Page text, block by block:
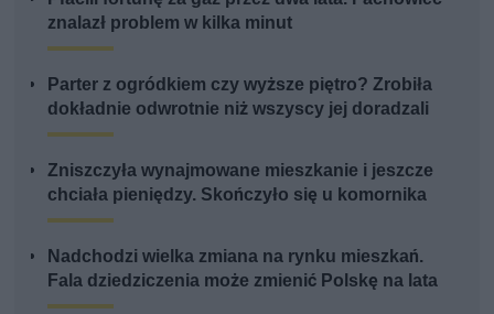
znalazł problem w kilka minut
Parter z ogródkiem czy wyższe piętro? Zrobiła
dokładnie odwrotnie niż wszyscy jej doradzali
Zniszczyła wynajmowane mieszkanie i jeszcze
chciała pieniędzy. Skończyło się u komornika
Nadchodzi wielka zmiana na rynku mieszkań.
Fala dziedziczenia może zmienić Polskę na lata